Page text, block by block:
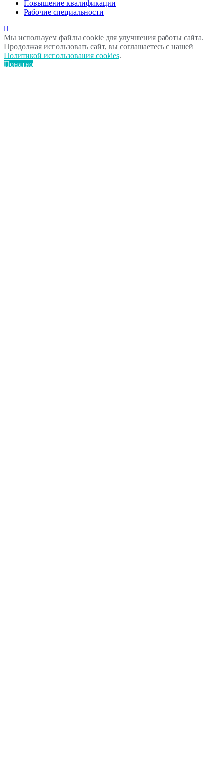
Повышение квалификации
Рабочие специальности
Мы используем файлы cookie для улучшения работы сайта.
Продолжая использовать сайт, вы соглашаетесь с нашей
Политикой использования cookies.
Понятно